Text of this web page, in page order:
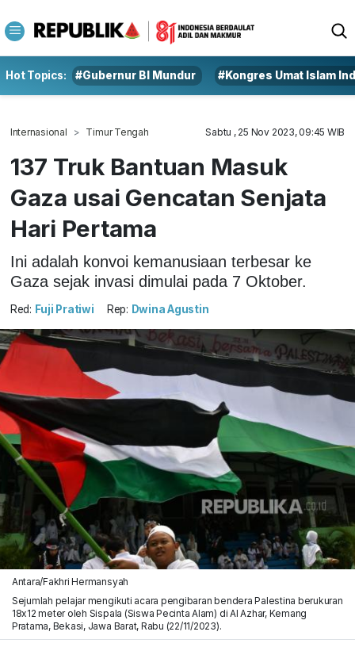
Hot Topics: #Gubernur BI Mundur #Kongres Umat Islam
Internasional Timur Tengah Sabtu , 25 Nov 2023, 09:45 WIB
137 Truk Bantuan Masuk
Gaza usai Gencatan Senjata
Hari Pertama
Ini adalah konvoi kemanusiaan terbesar ke
Gaza sejak invasi dimulai pada 7 Oktober.
Red: Fuji Pratiwi Rep: Dwina Agustin
Antara/Fakhri Hermansyah
Sejumlah pelajar mengikuti acara pengibaran bendera Palestina berukuran
18x12 meter oleh Sispala (Siswa Pecinta Alam) di Al Azhar, Kemang
Pratama, Bekasi, Jawa Barat, Rabu (22/11/2023).